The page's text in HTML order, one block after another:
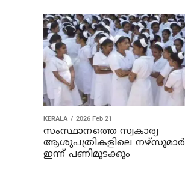
KERALA 2026 Feb 21
സംസ്ഥാനത്തെ സ്വകാര്യ
ആശുപത്രികളിലെ നഴ്‌സുമാര്‍
ഇന്ന് പണിമുടക്കും